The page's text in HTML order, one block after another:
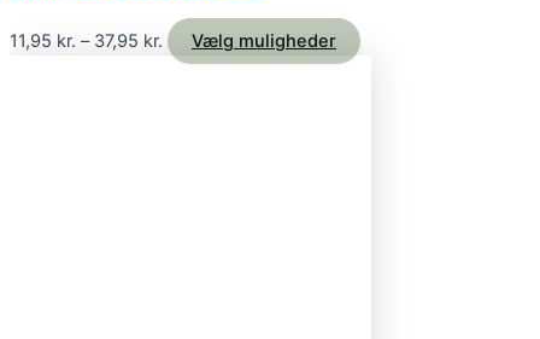
11,95 kr. – 37,95 kr. Vælg muligheder